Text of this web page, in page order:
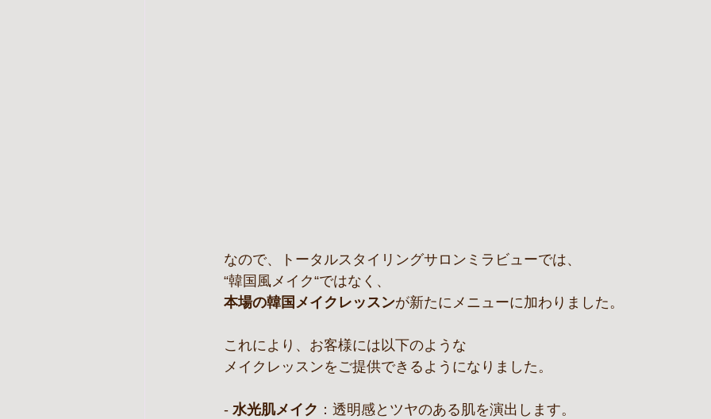
なので、トータルスタイリングサロンミラビューでは、
“韓国風メイク“ではなく、
本場の韓国メイクレッスンが新たにメニューに加わりました。
これにより、お客様には以下のような
メイクレッスンをご提供できるようになりました。
- 水光肌メイク ：透明感とツヤのある肌を演出します。